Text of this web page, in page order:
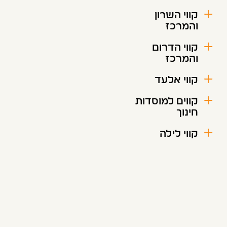
קווי השרון
והמרכז
קווי הדרום
והמרכז
קווי אלעד
קווים למוסדות
חינוך
קווי לילה